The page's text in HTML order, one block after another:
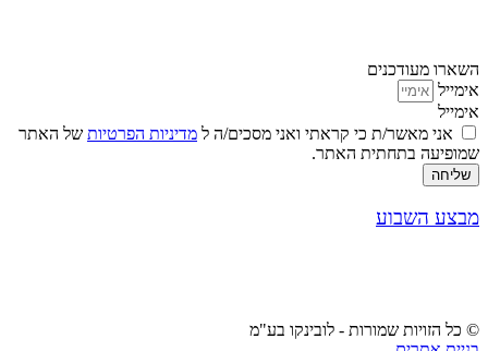
השארו מעודכנים
אימייל
אימייל
אני מאשר/ת כי קראתי ואני מסכים/ה ל מדיניות הפרטיות של האתר
שמופיעה בתחתית האתר.
שליחה
מבצע השבוע
© כל הזויות שמורות - לובינקו בע"מ